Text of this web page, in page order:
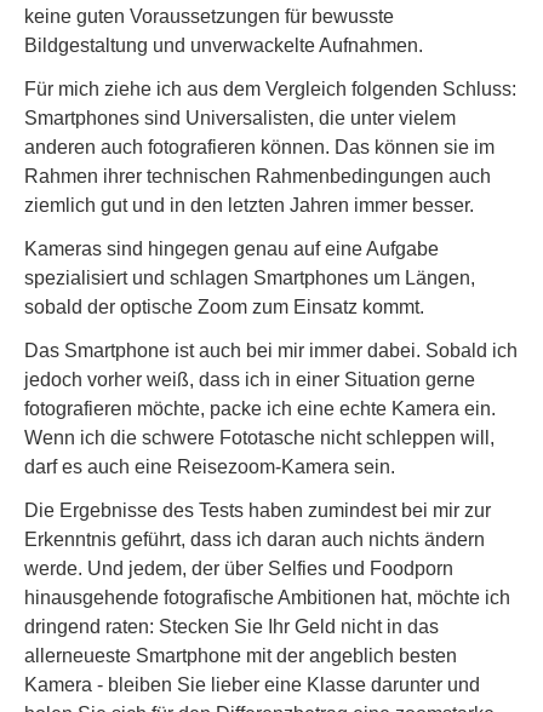
keine guten Voraussetzungen für bewusste
Bildgestaltung und unverwackelte Aufnahmen.
Für mich ziehe ich aus dem Vergleich folgenden Schluss:
Smartphones sind Universalisten, die unter vielem
anderen auch fotografieren können. Das können sie im
Rahmen ihrer technischen Rahmenbedingungen auch
ziemlich gut und in den letzten Jahren immer besser.
Kameras sind hingegen genau auf eine Aufgabe
spezialisiert und schlagen Smartphones um Längen,
sobald der optische Zoom zum Einsatz kommt.
Das Smartphone ist auch bei mir immer dabei. Sobald ich
jedoch vorher weiß, dass ich in einer Situation gerne
fotografieren möchte, packe ich eine echte Kamera ein.
Wenn ich die schwere Fototasche nicht schleppen will,
darf es auch eine Reisezoom-Kamera sein.
Die Ergebnisse des Tests haben zumindest bei mir zur
Erkenntnis geführt, dass ich daran auch nichts ändern
werde. Und jedem, der über Selfies und Foodporn
hinausgehende fotografische Ambitionen hat, möchte ich
dringend raten: Stecken Sie Ihr Geld nicht in das
allerneueste Smartphone mit der angeblich besten
Kamera - bleiben Sie lieber eine Klasse darunter und